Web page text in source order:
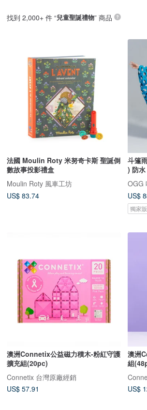
找到 2,000+ 件 “兒童聖誕禮物” 商品
法國 Moulin Roty 米努奇卡斯 聖誕倒
數故事投影禮盒
Moulin Roty 風車工坊
US$ 83.74
斗篷
) 防
OGG
US$
獨家
澳洲Connetix公益磁力積木-粉紅守護
擴充組(20pc)
Connetix 台灣原廠經銷
US$ 57.91
澳洲
組
US$